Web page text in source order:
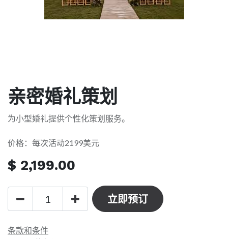
亲密婚礼策划
为小型婚礼提供个性化策划服务。
价格：每次活动2199美元
$ 2,199.00
立即预订
条款和条件